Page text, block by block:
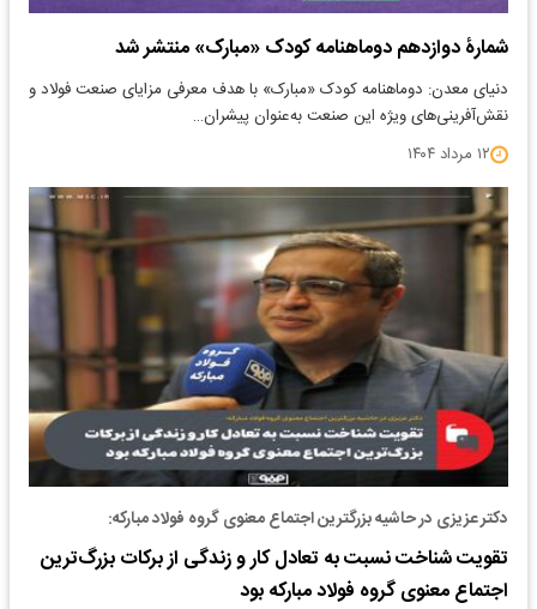
شمارۀ دوازدهم دوماهنامه کودک «مبارک» منتشر شد
دنیای معدن: دوماهنامه کودک «مبارک» با هدف معرفی مزایای صنعت فولاد و
نقش‌آفرینی‌های ویژه این صنعت به‌عنوان پیشران…
۱۲ مرداد ۱۴۰۴
دکتر عزیزی در حاشیه بزرگترین اجتماع معنوی گروه فولاد مبارکه:
تقویت شناخت نسبت به تعادل کار و زندگی از برکات بزرگ‌ترین
اجتماع معنوی گروه فولاد مبارکه بود